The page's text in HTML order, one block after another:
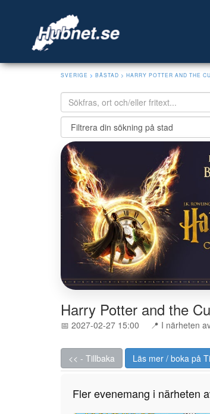
SVERIGE > BÅSTAD > HARRY POTTER AND THE
Harry Potter and the
📅 2027-02-27 15:00 📍 I närheten
<< - Tillbaka Läs mer / boka på
Fler evenemang i närheten